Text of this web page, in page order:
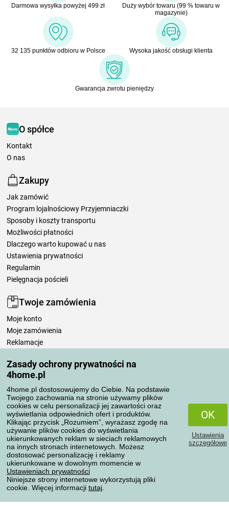
Zasady ochrony prywatności na
4home.pl
4home.pl dostosowujemy do Ciebie. Na podstawie
Twojego zachowania na stronie używamy plików
cookies w celu personalizacji jej zawartości oraz
wyświetlania odpowiednich ofert i produktów.
Klikając przycisk „Rozumiem”, wyrażasz zgodę na
używanie plików cookies do wyświetlania
ukierunkowanych reklam w sieciach reklamowych
na innych stronach internetowych. Możesz
dostosować personalizację i reklamy
ukierunkowane w dowolnym momencie w
Ustawieniach prywatności
Niniejsze strony internetowe wykorzystują pliki
cookie. Więcej informacji tutaj
OK
Ustawienia
szczegółowe
Darmowa wysyłka powyżej 499 zł
Duży wybór towaru (99 % towaru w
magazynie)
32 135 punktów odbioru w Polsce Wysoka jakość obsługi klienta
Gwarancja zwrotu pieniędzy
O spółce
Kontakt
O nas
Zakupy
Jak zamówić
Program lojalnościowy Przyjemniaczki
Sposoby i koszty transportu
Możliwości płatności
Dlaczego warto kupować u nas
Ustawienia prywatności
Regulamin
Pielęgnacja pościeli
Twoje zamówienia
Moje konto
Moje zamówienia
Reklamacje
Zasady przetwarzania recenzji
Sposoby transportu
Metody płatności
Niezawodny sklep